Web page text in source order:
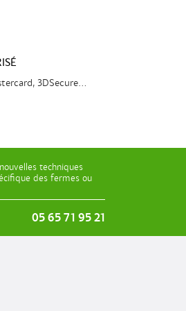
3DSecure...
techniques
des fermes ou
05 65 71 95 21